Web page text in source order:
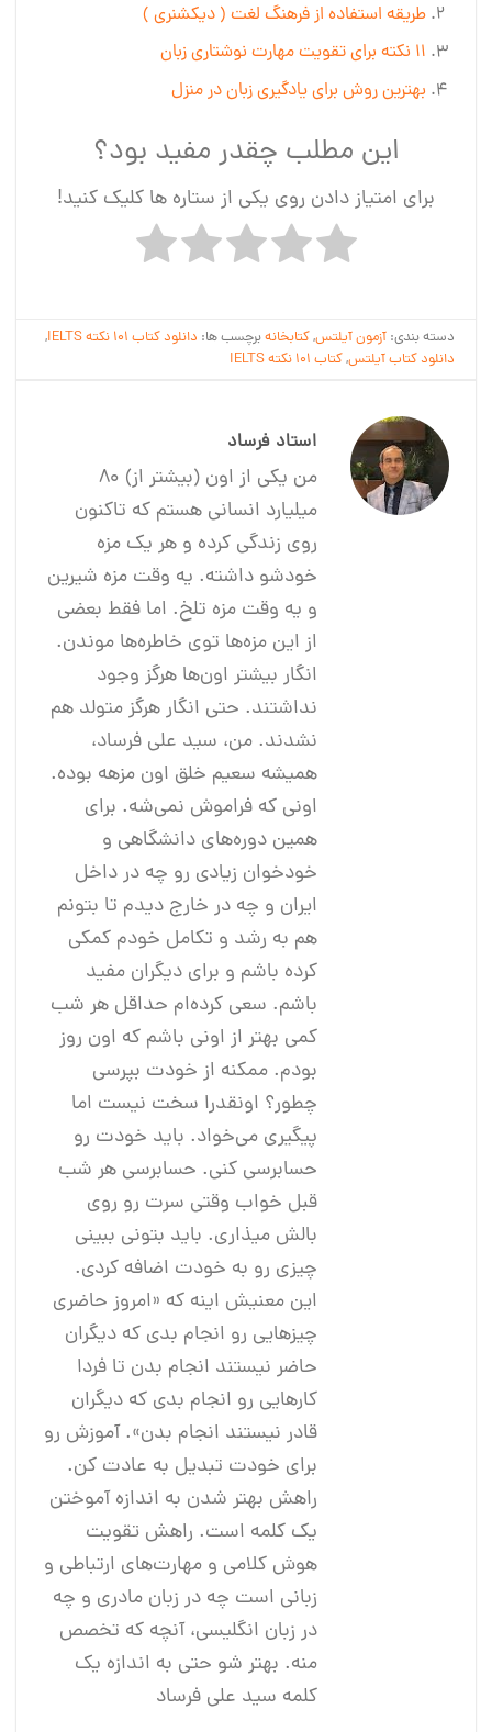
طریقه استفاده از فرهنگ لغت ( دیکشنری )
11 نکته برای تقویت مهارت نوشتاری زبان
بهترین روش برای یادگیری زبان در منزل
این مطلب چقدر مفید بود؟
برای امتیاز دادن روی یکی از ستاره ها کلیک کنید!
دسته بندی:آزمون آیلتس,کتابخانهبرچسب ها: دانلود کتاب 101 نکته IELTS
,
دانلود کتاب آیلتس,کتاب 101 نکته IELTS
استاد فرساد
من یکی از اون (بیشتر از) 80
میلیارد انسانی هستم که تاکنون
روی زندگی کرده و هر یک مزه
خودشو داشته. یه وقت مزه شیرین
و یه وقت مزه تلخ. اما فقط بعضی
از این مزه‌ها توی خاطره‌ها موندن.
انگار بیشتر اون‌ها هرگز وجود
نداشتند. حتی انگار هرگز متولد هم
نشدند. من، سید علی فرساد،
همیشه سعیم خلق اون مزهه بوده.
اونی که فراموش نمی‌شه. برای
همین دوره‌های دانشگاهی و
خود‌خوان زیادی رو چه در داخل
ایران و چه در خارج دیدم تا بتونم
هم به رشد و تکامل خودم کمکی
کرده باشم و برای دیگران مفید
باشم. سعی کرده‌ام حداقل هر شب
کمی بهتر از اونی باشم که اون روز
بودم. ممکنه از خودت بپرسی
چطور؟ اونقدرا سخت نیست اما
پیگیری می‌خواد. باید خودت رو
حسابرسی کنی. حسابرسی هر شب
قبل خواب وقتی سرت رو روی
بالش میذاری. باید بتونی ببینی
چیزی رو به خودت اضافه کردی.
این معنیش اینه که «امروز حاضری
چیزهایی رو انجام بدی که دیگران
حاضر نیستند انجام بدن تا فردا
کارهایی رو انجام بدی که دیگران
قادر نیستند انجام بدن». آموزش رو
برای خودت تبدیل به عادت کن.
راهش بهتر شدن به اندازه آموختن
یک کلمه است. راهش تقویت
هوش کلامی و مهارت‌های ارتباطی و
زبانی است چه در زبان مادری و چه
در زبان انگلیسی، آنچه که تخصص
منه. بهتر شو حتی به اندازه یک
کلمه سید علی فرساد